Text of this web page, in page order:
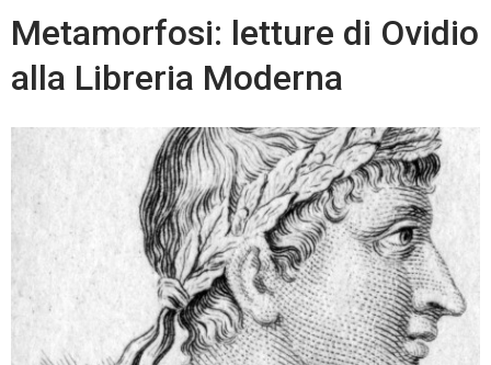
Metamorfosi: letture di Ovidio
alla Libreria Moderna